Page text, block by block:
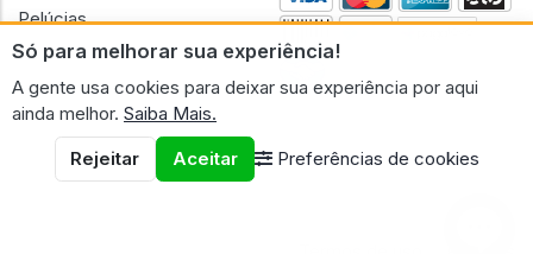
Só para melhorar sua experiência!
A gente usa cookies para deixar sua experiência por aqui
ainda melhor. Saiba Mais.
Rejeitar
Aceitar Preferências de cookies
Pelúcias
Bonecas
CNPJ n.º 30.220.458/0001-17 - GERAL GEEK PORTAL ELETRONICO